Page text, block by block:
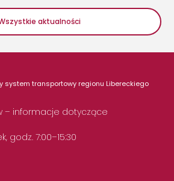
aktualności
system transportowy regionu Libereckiego
– informacje dotyczące
godz. 7:00–15:30